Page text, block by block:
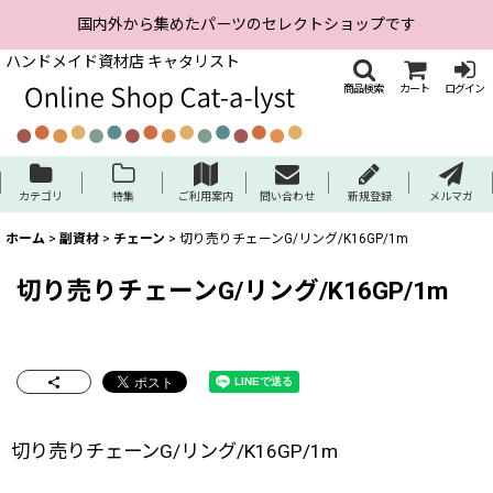
国内外から集めたパーツのセレクトショップです
ハンドメイド資材店 キャタリスト
商品検索 カート ログイン
カテゴリ 特集 ご利用案内 問い合わせ 新規登録 メルマガ
ホーム > 副資材 > チェーン > 切り売りチェーンG/リング/K16GP/1m
切り売りチェーンG/リング/K16GP/1m
切り売りチェーンG/リング/K16GP/1m